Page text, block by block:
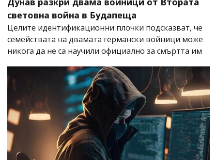
световна война в Будапеща
Целите идентификационни плочки подсказват, че
семействата на двамата германски войници може
никога да не са научили официално за смъртта им